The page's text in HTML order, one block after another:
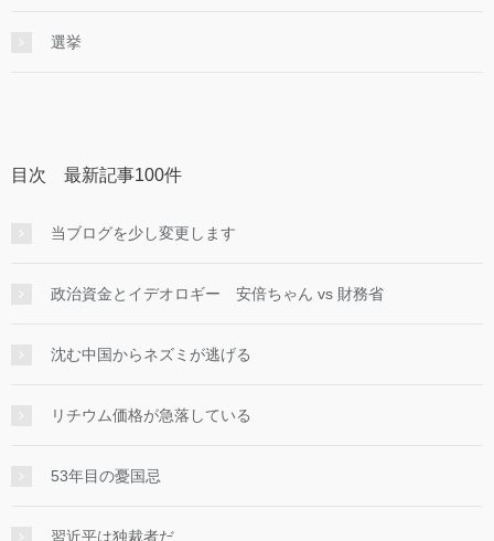
選挙
目次 最新記事100件
当ブログを少し変更します
政治資金とイデオロギー 安倍ちゃん vs 財務省
沈む中国からネズミが逃げる
リチウム価格が急落している
53年目の憂国忌
習近平は独裁者だ